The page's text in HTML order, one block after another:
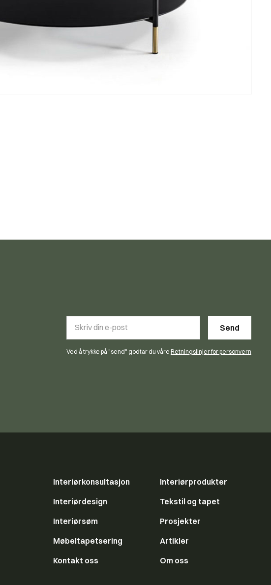
Ved å trykke på "send" godtar du våre Retningslinjer for personvern
Interiørkonsultasjon
Interiørdesign
Interiørsøm
Møbeltapetsering
Kontakt oss
Interiørprodukter
Tekstil og tapet
Prosjekter
Artikler
Om oss